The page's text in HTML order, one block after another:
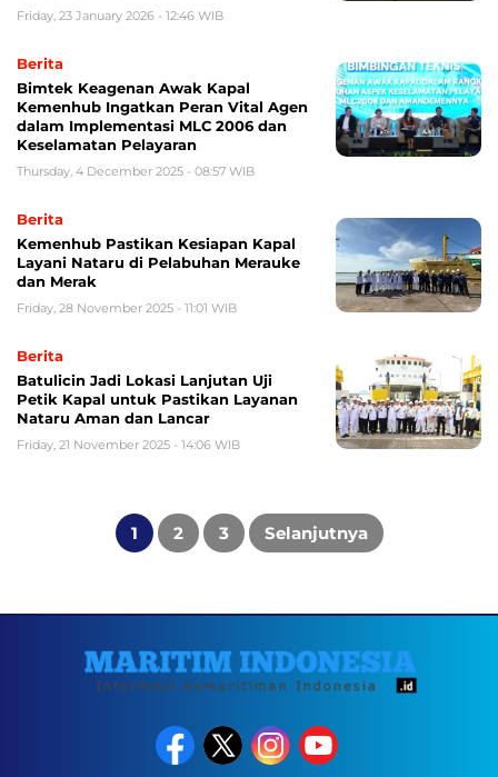
Friday, 23 January 2026 - 12:46 WIB
Berita
Bimtek Keagenan Awak Kapal
Kemenhub Ingatkan Peran Vital Agen
dalam Implementasi MLC 2006 dan
Keselamatan Pelayaran
Thursday, 4 December 2025 - 08:57 WIB
Berita
Kemenhub Pastikan Kesiapan Kapal
Layani Nataru di Pelabuhan Merauke
dan Merak
Friday, 28 November 2025 - 11:01 WIB
Berita
Batulicin Jadi Lokasi Lanjutan Uji
Petik Kapal untuk Pastikan Layanan
Nataru Aman dan Lancar
Friday, 21 November 2025 - 14:06 WIB
pagination
1 2 3 Selanjutnya